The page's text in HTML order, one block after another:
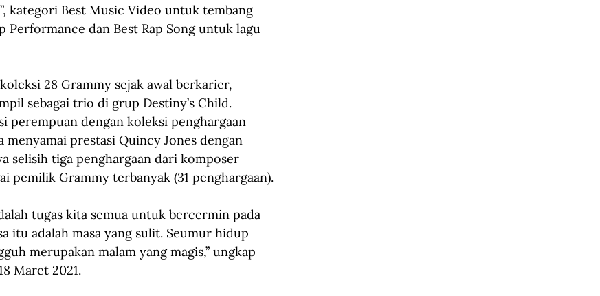
kategori Best Music Video untuk tembang
Performance dan Best Rap Song untuk lagu
28 Grammy sejak awal berkarier,
sebagai trio di grup Destiny’s Child.
perempuan dengan koleksi penghargaan
prestasi Quincy Jones dengan
selisih tiga penghargaan dari komposer
pemilik Grammy terbanyak (31 penghargaan).
tugas kita semua untuk bercermin pada
itu adalah masa yang sulit. Seumur hidup
merupakan malam yang magis,” ungkap
Maret 2021.